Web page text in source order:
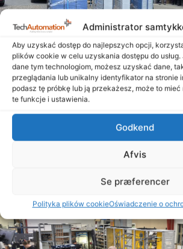
Administrator
Aby uzyskać dostęp do najlepszych opcji,
plików cookie w celu uzyskania dostępu do
dane tym technologiom, możesz uzyskać dane,
przeglądania lub unikalny identyfikator na stronie
podasz tę próbkę lub ją przekażesz, może to
te funkcje i ustawienia.
Godkend
Afvis
Se præferencer
Polityka plików cookieOświadczenie o
Zbliża się lato, a tablice wychodzą
14. lipca 2026
Chociaż lato już w pełni i wielu z nas
wakacjami, nasi wspaniali
Danii, jak i w Polsce –